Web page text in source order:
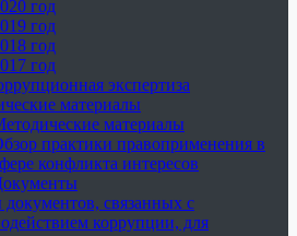
год
год
год
год
экспертиза
материалы
материалы
практики правоприменения в
конфликта интересов
связанных с
коррупции, для